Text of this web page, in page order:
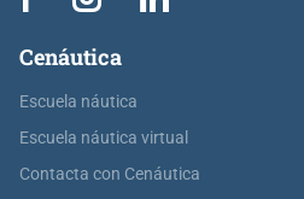
Cenáutica
Escuela náutica
Escuela náutica virtual
Contacta con Cenáutica